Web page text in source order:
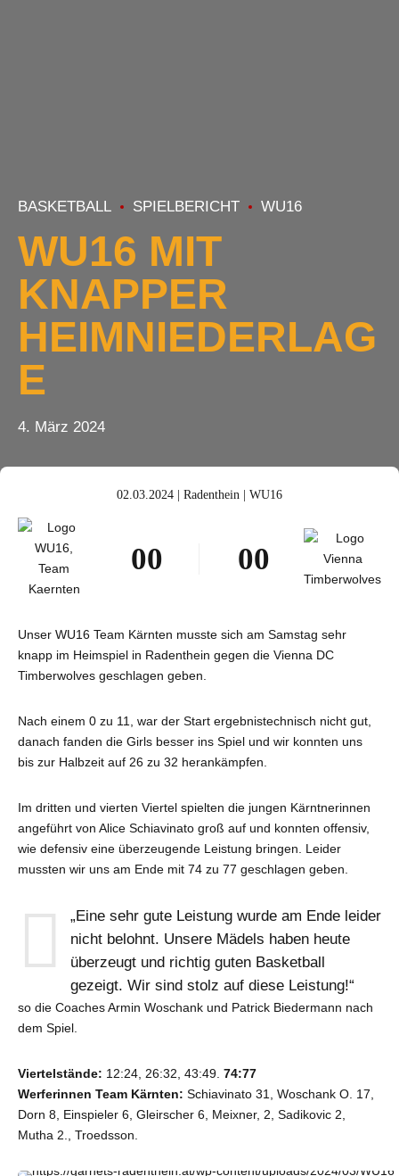
BASKETBALL SPIELBERICHT WU16
WU16 MIT
KNAPPER
HEIMNIEDERLAG
E
4. März 2024
02.03.2024 | Radenthein | WU16
0
2
3
4
5
6
7
8
9
0
0
2
3
4
5
6
7
8
9
0
0
2
3
5
6
7
8
9
0
0
2
3
5
6
7
8
9
0
Unser WU16 Team Kärnten musste sich am Samstag sehr
knapp im Heimspiel in Radenthein gegen die Vienna DC
Timberwolves geschlagen geben.
Nach einem 0 zu 11, war der Start ergebnistechnisch nicht gut,
danach fanden die Girls besser ins Spiel und wir konnten uns
bis zur Halbzeit auf 26 zu 32 herankämpfen.
Im dritten und vierten Viertel spielten die jungen Kärntnerinnen
angeführt von Alice Schiavinato groß auf und konnten offensiv,
wie defensiv eine überzeugende Leistung bringen. Leider
mussten wir uns am Ende mit 74 zu 77 geschlagen geben.
„Eine sehr gute Leistung wurde am Ende leider
nicht belohnt. Unsere Mädels haben heute
überzeugt und richtig guten Basketball
gezeigt. Wir sind stolz auf diese Leistung!“
so die Coaches Armin Woschank und Patrick Biedermann nach
dem Spiel.
Viertelstände: 12:24, 26:32, 43:49. 74:77
Werferinnen Team Kärnten: Schiavinato 31, Woschank O. 17,
Dorn 8, Einspieler 6, Gleirscher 6, Meixner, 2, Sadikovic 2,
Mutha 2., Troedsson.